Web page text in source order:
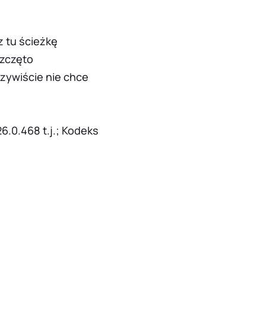
tu ścieżkę
nie chce
t.j.; Kodeks